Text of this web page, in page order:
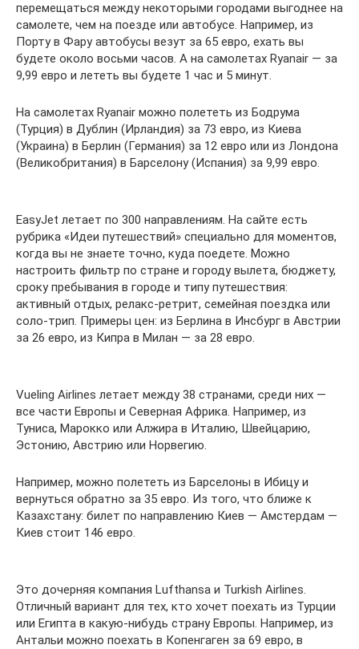
перемещаться между некоторыми городами выгоднее на
самолете, чем на поезде или автобусе. Например, из
Порту в Фару автобусы везут за 65 евро, ехать вы
будете около восьми часов. А на самолетах Ryanair — за
9,99 евро и лететь вы будете 1 час и 5 минут.
На самолетах Ryanair можно полететь из Бодрума
(Турция) в Дублин (Ирландия) за 73 евро, из Киева
(Украина) в Берлин (Германия) за 12 евро или из Лондона
(Великобритания) в Барселону (Испания) за 9,99 евро.
EasyJet летает по 300 направлениям. На сайте есть
рубрика «Идеи путешествий» специально для моментов,
когда вы не знаете точно, куда поедете. Можно
настроить фильтр по стране и городу вылета, бюджету,
сроку пребывания в городе и типу путешествия:
активный отдых, релакс-ретрит, семейная поездка или
соло-трип. Примеры цен: из Берлина в Инсбург в Австрии
за 26 евро, из Кипра в Милан — за 28 евро.
Vueling Airlines летает между 38 странами, среди них —
все части Европы и Северная Африка. Например, из
Туниса, Марокко или Алжира в Италию, Швейцарию,
Эстонию, Австрию или Норвегию.
Например, можно полететь из Барселоны в Ибицу и
вернуться обратно за 35 евро. Из того, что ближе к
Казахстану: билет по направлению Киев — Амстердам —
Киев стоит 146 евро.
Это дочерняя компания Lufthansa и Turkish Airlines.
Отличный вариант для тех, кто хочет поехать из Турции
или Египта в какую-нибудь страну Европы. Например, из
Антальи можно поехать в Копенгаген за 69 евро, в